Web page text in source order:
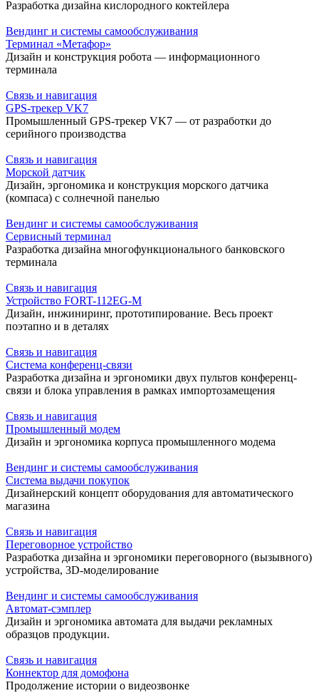
Разработка дизайна кислородного коктейлера
Вендинг и системы самообслуживания
Терминал «Метафор»
Дизайн и конструкция робота — информационного
терминала
Связь и навигация
GPS-трекер VK7
Промышленный GPS-трекер VK7 — от разработки до
серийного производства
Связь и навигация
Морской датчик
Дизайн, эргономика и конструкция морского датчика
(компаса) с солнечной панелью
Вендинг и системы самообслуживания
Сервисный терминал
Разработка дизайна многофункционального банковского
терминала
Связь и навигация
Устройство FORT-112EG-M
Дизайн, инжиниринг, прототипирование. Весь проект
поэтапно и в деталях
Связь и навигация
Система конференц-связи
Разработка дизайна и эргономики двух пультов конференц-
связи и блока управления в рамках импортозамещения
Связь и навигация
Промышленный модем
Дизайн и эргономика корпуса промышленного модема
Вендинг и системы самообслуживания
Система выдачи покупок
Дизайнерский концепт оборудования для автоматического
магазина
Связь и навигация
Переговорное устройство
Разработка дизайна и эргономики переговорного (вызывного)
устройства, 3D-моделирование
Вендинг и системы самообслуживания
Автомат-сэмплер
Дизайн и эргономика автомата для выдачи рекламных
образцов продукции.
Связь и навигация
Коннектор для домофона
Продолжение истории о видеозвонке